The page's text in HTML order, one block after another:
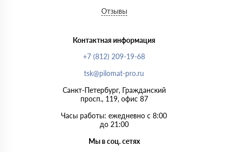
Отзывы
Контактная информация
+7 (812) 209-19-68
tsk@pilomat-pro.ru
Санкт-Петербург, Гражданский
просп., 119, офис 87
Часы работы: ежедневно с 8:00
до 21:00
Мы в соц. сетях